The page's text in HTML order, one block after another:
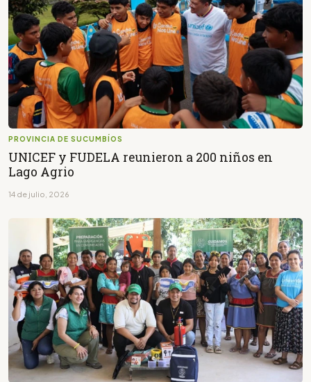
PROVINCIA DE SUCUMBÍOS
UNICEF y FUDELA reunieron a 200 niños en
Lago Agrio
14 de julio, 2026
Ecuador?